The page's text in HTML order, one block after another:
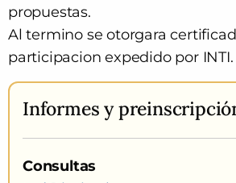
propuestas.
Al termino se otorgara
participacion expedido por INTI.
Informesy
Consultas